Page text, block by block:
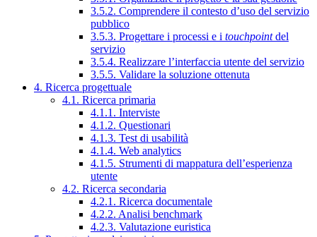
3.5.2. Comprendere il contesto d’uso del servizio
pubblico
3.5.3. Progettare i processi e i touchpointdel
servizio
3.5.4. Realizzare l’interfaccia utente del servizio
3.5.5. Validare la soluzione ottenuta
4. Ricerca progettuale
4.1. Ricerca primaria
4.1.1. Interviste
4.1.2. Questionari
4.1.3. Test di usabilità
4.1.4. Web analytics
4.1.5. Strumenti di mappatura dell’esperienza
utente
4.2. Ricerca secondaria
4.2.1. Ricerca documentale
4.2.2. Analisi benchmark
4.2.3. Valutazione euristica